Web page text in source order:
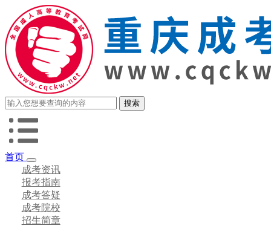
首页
成考资讯
报考指南
成考答疑
成考院校
招生简章